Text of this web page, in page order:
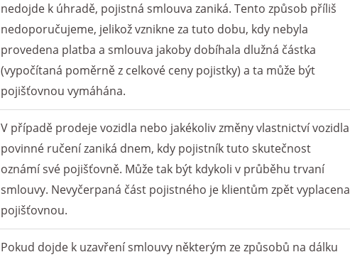
nedojde k úhradě, pojistná smlouva zaniká. Tento způsob příliš
nedoporučujeme, jelikož vznikne za tuto dobu, kdy nebyla
provedena platba a smlouva jakoby dobíhala dlužná částka
(vypočítaná poměrně z celkové ceny pojistky) a ta může být
pojišťovnou vymáhána.
V případě prodeje vozidla nebo jakékoliv změny vlastnictví vozidla
povinné ručení zaniká dnem, kdy pojistník tuto skutečnost
oznámí své pojišťovně. Může tak být kdykoli v průběhu trvaní
smlouvy. Nevyčerpaná část pojistného je klientům zpět vyplacena
pojišťovnou.
Pokud dojde k uzavření smlouvy některým ze způsobů na dálku